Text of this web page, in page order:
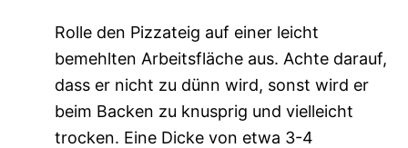
Rolle den Pizzateig auf einer leicht
bemehlten Arbeitsfläche aus. Achte darauf,
dass er nicht zu dünn wird, sonst wird er
beim Backen zu knusprig und vielleicht
trocken. Eine Dicke von etwa 3-4